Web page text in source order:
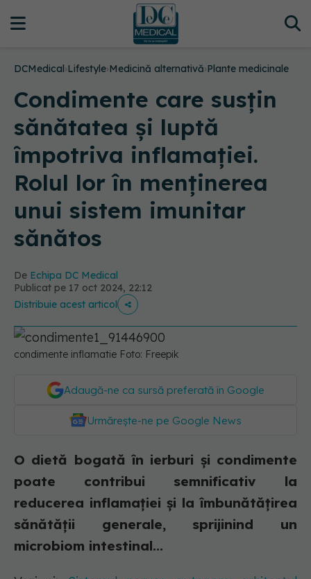
DCMedical›Lifestyle›Medicină alternativă›Plante medicinale
Condimente care susțin
sănătatea și luptă
împotriva inflamației.
Rolul lor în menținerea
unui sistem imunitar
sănătos
De Echipa DC Medical
Publicat pe 17 oct 2024, 22:12
Distribuie acest articol
condimente inflamatie Foto: Freepik
Adaugă-ne ca sursă preferată în Google
Urmărește-ne pe Google News
O dietă bogată în ierburi și condimente
poate contribui semnificativ la
reducerea inflamației și la îmbunătățirea
sănătății generale, sprijinind un
microbiom intestinal...